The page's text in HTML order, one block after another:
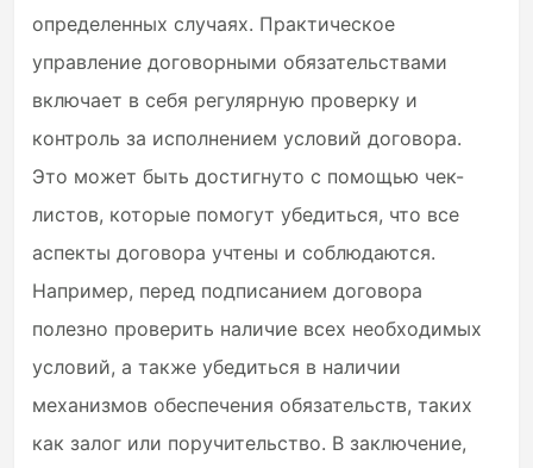
определенных случаях. Практическое
управление договорными обязательствами
включает в себя регулярную проверку и
контроль за исполнением условий договора.
Это может быть достигнуто с помощью чек-
листов, которые помогут убедиться, что все
аспекты договора учтены и соблюдаются.
Например, перед подписанием договора
полезно проверить наличие всех необходимых
условий, а также убедиться в наличии
механизмов обеспечения обязательств, таких
как залог или поручительство. В заключение,